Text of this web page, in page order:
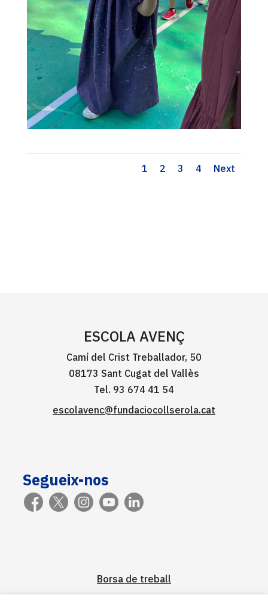
1 2 3 4 Next
ESCOLA AVENÇ
Camí del Crist Treballador, 50
08173 Sant Cugat del Vallès
Tel. 93 674 41 54
escolavenc@fundaciocollserola.cat
Segueix-nos
Borsa de treball